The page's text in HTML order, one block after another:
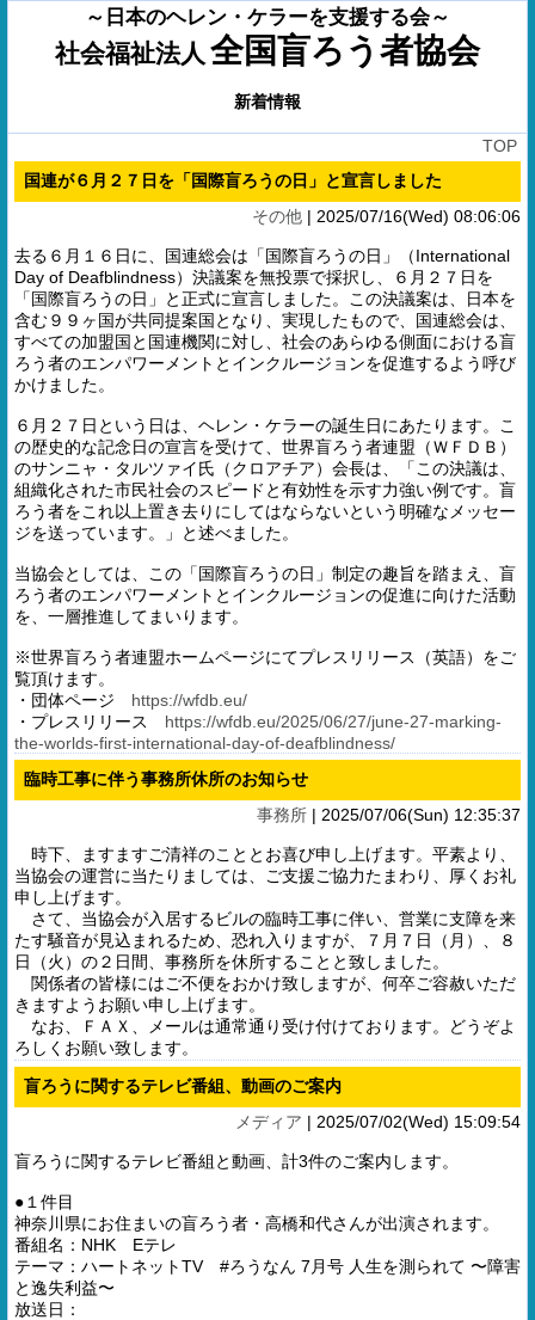
～日本のヘレン・ケラーを支援する会～
社会福祉法人 全国盲ろう者協会
新着情報
TOP
国連が６月２７日を「国際盲ろうの日」と宣言しました
その他 | 2025/07/16(Wed) 08:06:06
去る６月１６日に、国連総会は「国際盲ろうの日」（International
Day of Deafblindness）決議案を無投票で採択し、６月２７日を
「国際盲ろうの日」と正式に宣言しました。この決議案は、日本を
含む９９ヶ国が共同提案国となり、実現したもので、国連総会は、
すべての加盟国と国連機関に対し、社会のあらゆる側面における盲
ろう者のエンパワーメントとインクルージョンを促進するよう呼び
かけました。
６月２７日という日は、ヘレン・ケラーの誕生日にあたります。こ
の歴史的な記念日の宣言を受けて、世界盲ろう者連盟（ＷＦＤＢ）
のサンニャ・タルツァイ氏（クロアチア）会長は、「この決議は、
組織化された市民社会のスピードと有効性を示す力強い例です。盲
ろう者をこれ以上置き去りにしてはならないという明確なメッセー
ジを送っています。」と述べました。
当協会としては、この「国際盲ろうの日」制定の趣旨を踏まえ、盲
ろう者のエンパワーメントとインクルージョンの促進に向けた活動
を、一層推進してまいります。
※世界盲ろう者連盟ホームページにてプレスリリース（英語）をご
覧頂けます。
・団体ページ https://wfdb.eu/
・プレスリリース https://wfdb.eu/2025/06/27/june-27-marking-
the-worlds-first-international-day-of-deafblindness/
臨時工事に伴う事務所休所のお知らせ
事務所 | 2025/07/06(Sun) 12:35:37
時下、ますますご清祥のこととお喜び申し上げます。平素より、
当協会の運営に当たりましては、ご支援ご協力たまわり、厚くお礼
申し上げます。
さて、当協会が入居するビルの臨時工事に伴い、営業に支障を来
たす騒音が見込まれるため、恐れ入りますが、７月７日（月）、８
日（火）の２日間、事務所を休所することと致しました。
関係者の皆様にはご不便をおかけ致しますが、何卒ご容赦いただ
きますようお願い申し上げます。
なお、ＦＡＸ、メールは通常通り受け付けております。どうぞよ
ろしくお願い致します。
盲ろうに関するテレビ番組、動画のご案内
メディア | 2025/07/02(Wed) 15:09:54
盲ろうに関するテレビ番組と動画、計3件のご案内します。
●１件目
神奈川県にお住まいの盲ろう者・高橋和代さんが出演されます。
番組名：NHK Eテレ
テーマ：ハートネットTV #ろうなん 7月号 人生を測られて 〜障害
と逸失利益〜
放送日：